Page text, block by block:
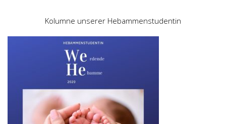
Kolumne unserer Hebammenstudentin